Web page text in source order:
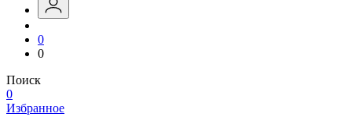
0
0
Поиск
0
Избранное